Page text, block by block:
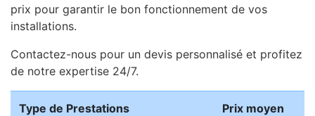
prix pour garantir le bon fonctionnement de vos
installations.
Contactez-nous pour un devis personnalisé et profitez
de notre expertise 24/7.
Type de Prestations Prix moyen